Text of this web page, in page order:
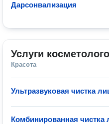
Дарсонвализация
Услуги
Красота
Ультразвуковая чистка
Комбинированная чистка